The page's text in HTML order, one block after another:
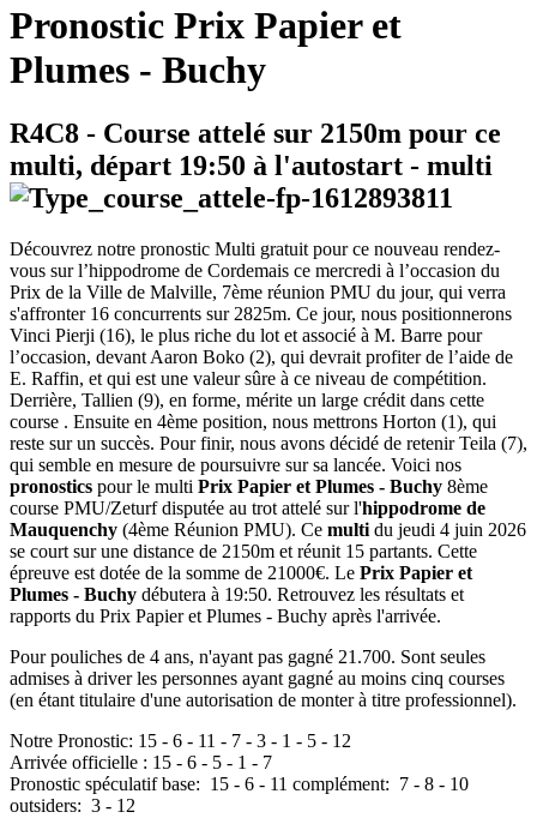
Pronostic Prix Papier et
Plumes - Buchy
R4C8 - Course attelé sur 2150m pour ce
multi, départ 19:50 à l'autostart - multi
Découvrez notre pronostic Multi gratuit pour ce nouveau rendez-
vous sur l’hippodrome de Cordemais ce mercredi à l’occasion du
Prix de la Ville de Malville, 7ème réunion PMU du jour, qui verra
s'affronter 16 concurrents sur 2825m. Ce jour, nous positionnerons
Vinci Pierji (16), le plus riche du lot et associé à M. Barre pour
l’occasion, devant Aaron Boko (2), qui devrait profiter de l’aide de
E. Raffin, et qui est une valeur sûre à ce niveau de compétition.
Derrière, Tallien (9), en forme, mérite un large crédit dans cette
course . Ensuite en 4ème position, nous mettrons Horton (1), qui
reste sur un succès. Pour finir, nous avons décidé de retenir Teila (7),
qui semble en mesure de poursuivre sur sa lancée. Voici nos
pronostics pour le multi Prix Papier et Plumes - Buchy 8ème
course PMU/Zeturf disputée au trot attelé sur l'hippodrome de
Mauquenchy (4ème Réunion PMU). Ce multi du jeudi 4 juin 2026
se court sur une distance de 2150m et réunit 15 partants. Cette
épreuve est dotée de la somme de 21000€. Le Prix Papier et
Plumes - Buchy débutera à 19:50. Retrouvez les résultats et
rapports du Prix Papier et Plumes - Buchy après l'arrivée.
Pour pouliches de 4 ans, n'ayant pas gagné 21.700. Sont seules
admises à driver les personnes ayant gagné au moins cinq courses
(en étant titulaire d'une autorisation de monter à titre professionnel).
Notre Pronostic: 15 - 6 - 11 - 7 - 3 - 1 - 5 - 12
Arrivée officielle : 15 - 6 - 5 - 1 - 7
Pronostic spéculatif base: 15 - 6 - 11 complément: 7 - 8 - 10
outsiders: 3 - 12